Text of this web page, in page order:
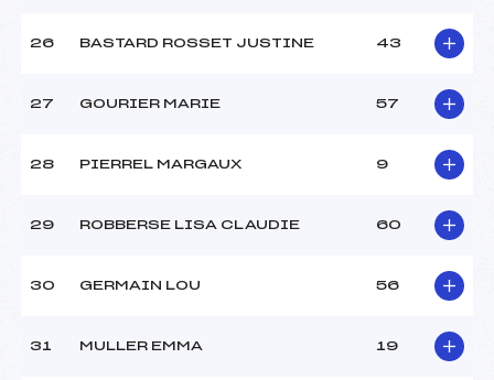
26 BASTARD ROSSET JUSTINE 43
27 GOURIER MARIE 57
28 PIERREL MARGAUX 9
29 ROBBERSE LISA CLAUDIE 60
30 GERMAIN LOU 56
31 MULLER EMMA 19